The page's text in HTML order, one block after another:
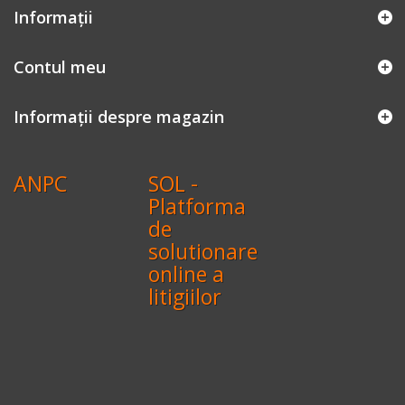
Informaţii
Contul meu
Informații despre magazin
ANPC SOL -
Platforma
de
solutionare
online a
litigiilor